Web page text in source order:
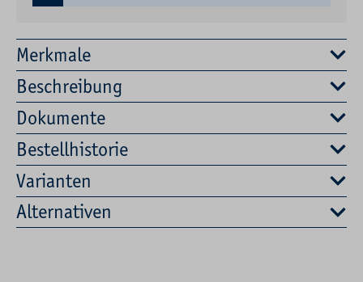
Merkmale
Beschreibung
Dokumente
Bestellhistorie
Varianten
Alternativen